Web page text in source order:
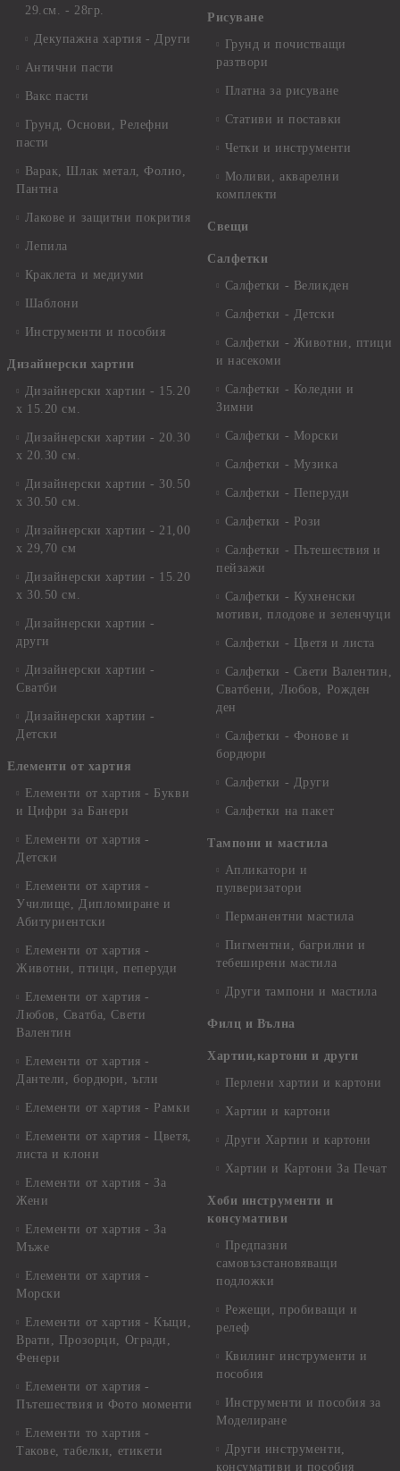
29.см. - 28гр.
Декупажна хартия - Други
Антични пасти
Вакс пасти
Грунд, Основи, Релефни
пасти
Варак, Шлак метал, Фолио,
Пантна
Лакове и защитни покрития
Лепила
Краклета и медиуми
Шаблони
Инструменти и пособия
Дизайнерски хартии
Дизайнерски хартии - 15.20
х 15.20 см.
Дизайнерски хартии - 20.30
х 20.30 см.
Дизайнерски хартии - 30.50
х 30.50 см.
Дизайнерски хартии - 21,00
х 29,70 см
Дизайнерски хартии - 15.20
x 30.50 см.
Дизайнерски хартии -
други
Дизайнерски хартии -
Сватби
Дизайнерски хартии -
Детски
Елементи от хартия
Елементи от хартия - Букви
и Цифри за Банери
Елементи от хартия -
Детски
Елементи от хартия -
Училище, Дипломиране и
Абитуриентски
Елементи от хартия -
Животни, птици, пеперуди
Елементи от хартия -
Любов, Сватба, Свети
Валентин
Елементи от хартия -
Дантели, бордюри, ъгли
Елементи от хартия - Рамки
Елементи от хартия - Цветя,
листа и клони
Елементи от хартия - За
Жени
Елементи от хартия - За
Мъже
Елементи от хартия -
Морски
Елементи от хартия - Къщи,
Врати, Прозорци, Огради,
Фенери
Елементи от хартия -
Пътешествия и Фото моменти
Елементи то хартия -
Такове, табелки, етикети
Рисуване
Грунд и почистващи
разтвори
Платна за рисуване
Стативи и поставки
Четки и инструменти
Моливи, акварелни
комплекти
Свещи
Салфетки
Салфетки - Великден
Салфетки - Детски
Салфетки - Животни, птици
и насекоми
Салфетки - Коледни и
Зимни
Салфетки - Морски
Салфетки - Музика
Салфетки - Пеперуди
Салфетки - Рози
Салфетки - Пътешествия и
пейзажи
Салфетки - Кухненски
мотиви, плодове и зеленчуци
Салфетки - Цветя и листа
Салфетки - Свети Валентин,
Сватбени, Любов, Рожден
ден
Салфетки - Фонове и
бордюри
Салфетки - Други
Салфетки на пакет
Тампони и мастила
Апликатори и
пулверизатори
Перманентни мастила
Пигментни, багрилни и
тебеширени мастила
Други тампони и мастила
Филц и Вълна
Хартии,картони и други
Перлени хартии и картони
Хартии и картони
Други Хартии и картони
Хартии и Картони За Печат
Хоби инструменти и
консумативи
Предпазни
самовъзстановяващи
подложки
Режещи, пробиващи и
релеф
Квилинг инструменти и
пособия
Инструменти и пособия за
Моделиране
Други инструменти,
консумативи и пособия